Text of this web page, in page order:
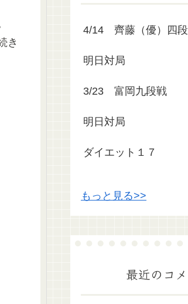
き
4/14 齊藤（優）四
明日対局
3/23 富岡九段戦
明日対局
ダイエット１７
もっと見る>>
最近のコ